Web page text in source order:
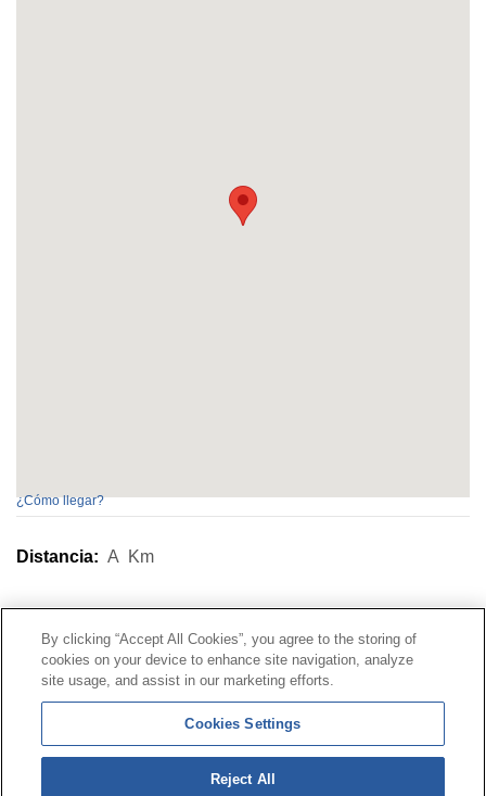
¿Cómo llegar?
Distancia: A Km
Línea Universal 900 203 203|Zona Privada Comisión de
Prestaciones Especiales|Zona Privada Proveedor
Sanitario
© Mutua Universal 2026 | Mapa del sitio | Aviso legal
Política de Protección de Datos
By clicking “Accept All Cookies”, you agree to the storing of
cookies on your device to enhance site navigation, analyze
site usage, and assist in our marketing efforts.
Cookies Settings
Reject All